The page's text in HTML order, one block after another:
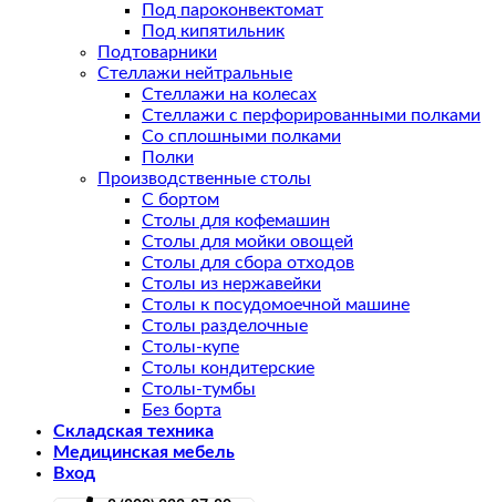
Под пароконвектомат
Под кипятильник
Подтоварники
Стеллажи нейтральные
Стеллажи на колесах
Стеллажи с перфорированными полками
Со сплошными полками
Полки
Производственные столы
С бортом
Столы для кофемашин
Столы для мойки овощей
Столы для сбора отходов
Столы из нержавейки
Столы к посудомоечной машине
Столы разделочные
Столы-купе
Столы кондитерские
Столы-тумбы
Без борта
Складская техника
Медицинская мебель
Вход